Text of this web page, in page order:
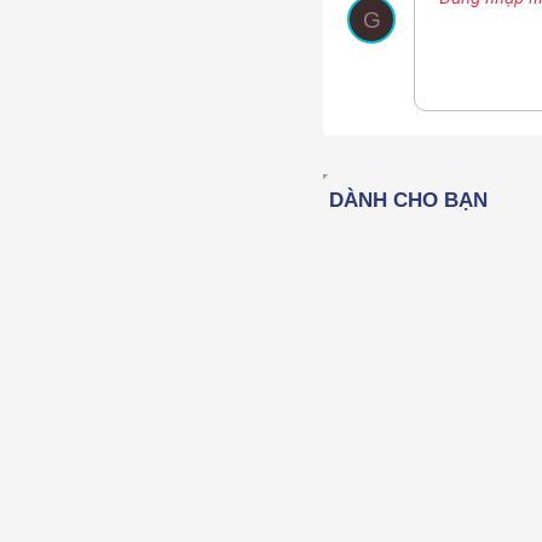
G
18
Nhúng thư
Màu chữ